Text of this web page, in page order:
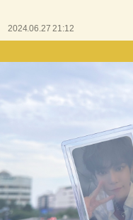
2024.06.27 21:12